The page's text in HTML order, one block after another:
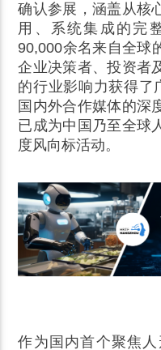
确认参展，涵盖从核
用、系统集成的完
90,000余名来自全球
企业决策者、投资者
的行业影响力获得了
国内外合作媒体的深
已成为中国乃至全球
度风向标活动。
作为国内首个聚焦